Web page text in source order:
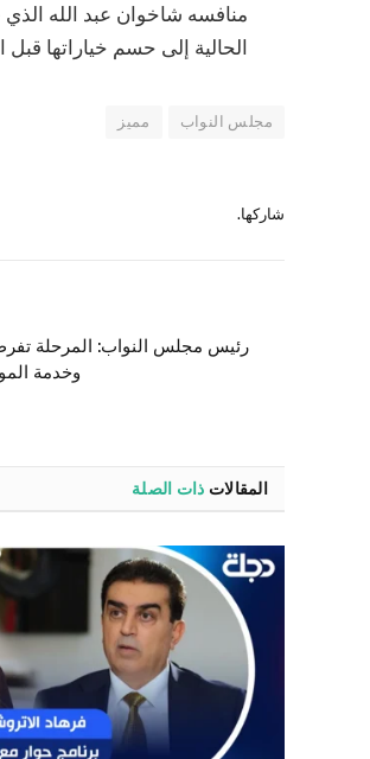
الحالية إلى حسم خياراتها
مجلس النواب مميز
شاركها.
رئيس مجلس النواب: المرحلة
وخدمة
المقالات ذات الصلة